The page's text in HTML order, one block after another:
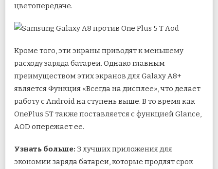
цветопередаче.
Кроме того, эти экраны приводят к меньшему
расходу заряда батареи. Однако главным
преимуществом этих экранов для Galaxy A8+
является Функция «Всегда на дисплее», что делает
работу с Android на ступень выше. В то время как
OnePlus 5T также поставляется с функцией Glance,
AOD опережает ее.
Узнать больше: 3 лучших приложения для
экономии заряда батареи, которые продлят срок